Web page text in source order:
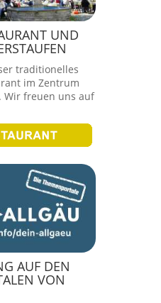
UND
traditionelles
im Zentrum
Wir freuen uns auf
AUF DEN
VON